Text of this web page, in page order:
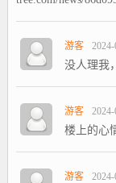
游客
没人理我
游客
楼上的心
游客